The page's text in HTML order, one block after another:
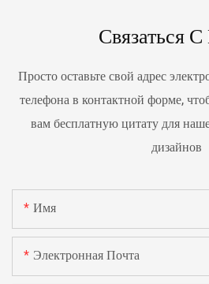
Связаться
Просто оставьте свой адрес
телефона в контактной форме,
вам бесплатную цитату для
дизайнов
Имя
Электронная Почта